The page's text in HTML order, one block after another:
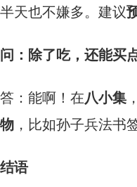
半天也不嫌多。建议
问：除了吃，还能买
答：能啊！在八小集
物 ，比如孙子兵法书
结语